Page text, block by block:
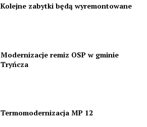
Kolejne zabytki będą wyremontowane
Modernizacje remiz OSP w gminie
Tryńcza
Termomodernizacja MP 12